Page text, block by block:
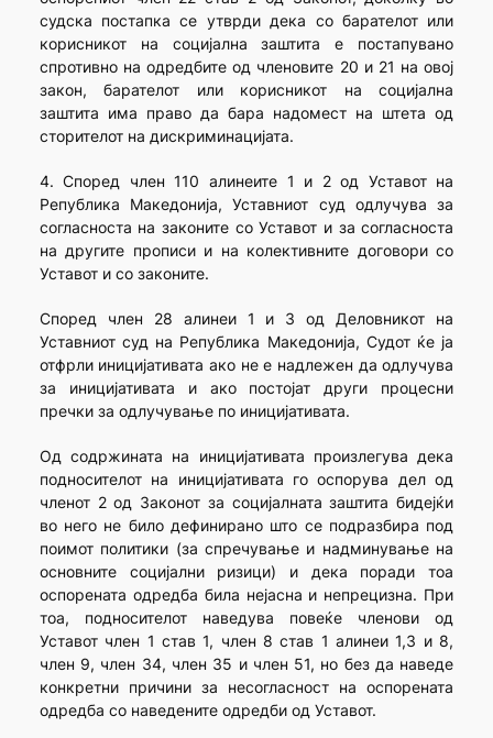
судска постапка се утврди дека со барателот или
корисникот на социјална заштита е постапувано
спротивно на одредбите од членовите 20 и 21 на овој
закон, барателот или корисникот на социјална
заштита има право да бара надомест на штета од
сторителот на дискриминацијата.
4. Според член 110 алинеите 1 и 2 од Уставот на
Република Македонија, Уставниот суд одлучува за
согласноста на законите со Уставот и за согласноста
на другите прописи и на колективните договори со
Уставот и со законите.
Според член 28 алинеи 1 и 3 од Деловникот на
Уставниот суд на Република Македонија, Судот ќе ја
отфрли иницијативата ако не е надлежен да одлучува
за иницијативата и ако постојат други процесни
пречки за одлучување по иницијативата.
Од содржината на иницијативата произлегува дека
подносителот на иницијативата го оспорува дел од
членот 2 од Законот за социјалната заштита бидејќи
во него не било дефинирано што се подразбира под
поимот политики (за спречување и надминување на
основните социјални ризици) и дека поради тоа
оспорената одредба била нејасна и непрецизна. При
тоа, подносителот наведува повеќе членови од
Уставот член 1 став 1, член 8 став 1 алинеи 1,3 и 8,
член 9, член 34, член 35 и член 51, но без да наведе
конкретни причини за несогласност на оспорената
одредба со наведените одредби од Уставот.